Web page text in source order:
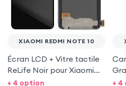
XIAOMI REDMI NOTE 10
Écran LCD + Vitre tactile
ReLife Noir pour Xiaomi
Redmi Note 10
+ 4 option +